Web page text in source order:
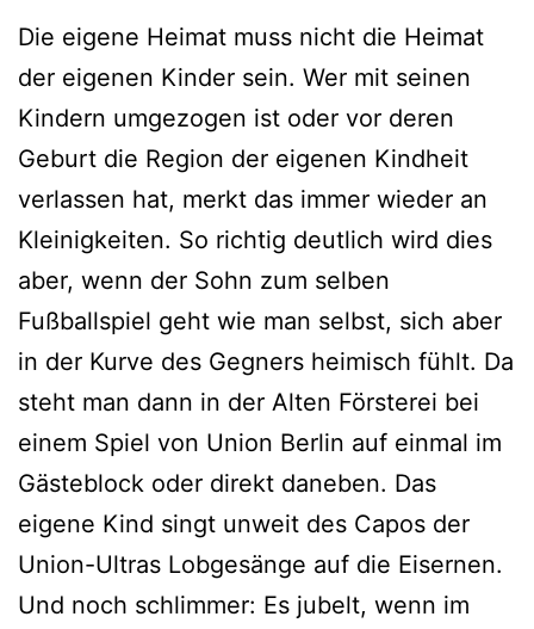
Die eigene Heimat muss nicht die Heimat
der eigenen Kinder sein. Wer mit seinen
Kindern umgezogen ist oder vor deren
Geburt die Region der eigenen Kindheit
verlassen hat, merkt das immer wieder an
Kleinigkeiten. So richtig deutlich wird dies
aber, wenn der Sohn zum selben
Fußballspiel geht wie man selbst, sich aber
in der Kurve des Gegners heimisch fühlt. Da
steht man dann in der Alten Försterei bei
einem Spiel von Union Berlin auf einmal im
Gästeblock oder direkt daneben. Das
eigene Kind singt unweit des Capos der
Union-Ultras Lobgesänge auf die Eisernen.
Und noch schlimmer: Es jubelt, wenn im